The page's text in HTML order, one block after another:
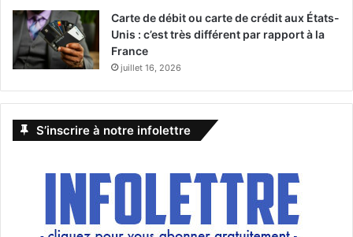
Carte de débit ou carte de crédit aux États-
Unis : c’est très différent par rapport à la
France
juillet 16, 2026
S’inscrire à notre infolettre